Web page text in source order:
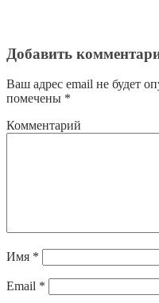
Добавить
Ваш адрес email не будет
помечены *
Комментарий
Имя *
Email *